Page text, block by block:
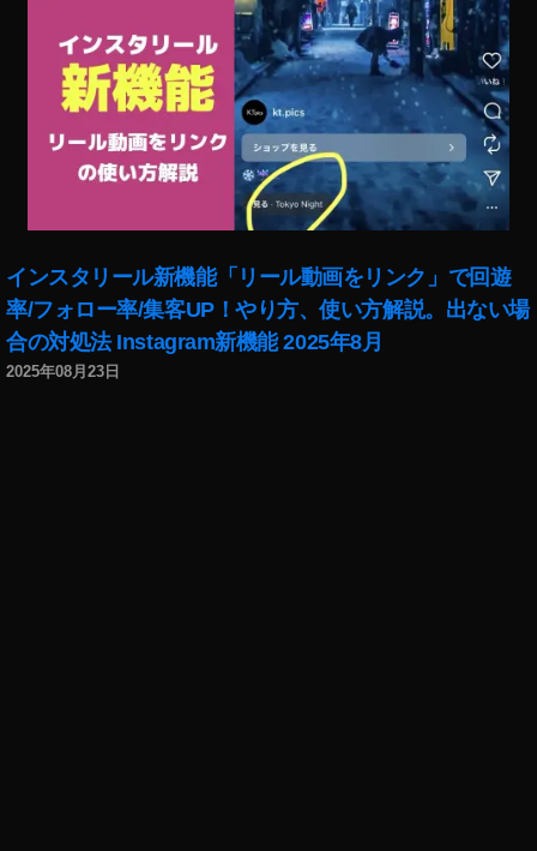
インスタリール新機能「リール動画をリンク」で回遊
率/フォロー率/集客UP！やり方、使い方解説。出ない場
合の対処法 Instagram新機能 2025年8月
2025年08月23日